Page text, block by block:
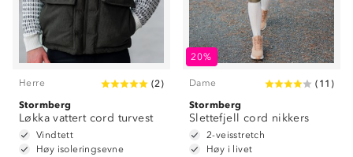
Herre (2)
Stormberg
Løkka vattert cord turvest
Vindtett
Høy isoleringsevne
20%
Dame ( 11 )
Stormberg
Slettefjell cord nikkers
2-veisstretch
Høy i livet